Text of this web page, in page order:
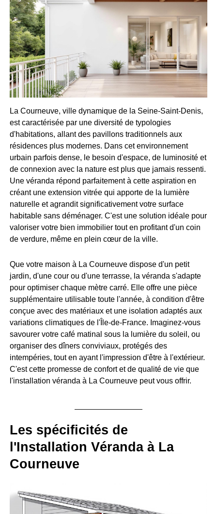
La Courneuve, ville dynamique de la Seine-Saint-Denis,
est caractérisée par une diversité de typologies
d'habitations, allant des pavillons traditionnels aux
résidences plus modernes. Dans cet environnement
urbain parfois dense, le besoin d'espace, de luminosité et
de connexion avec la nature est plus que jamais ressenti.
Une véranda répond parfaitement à cette aspiration en
créant une extension vitrée qui apporte de la lumière
naturelle et agrandit significativement votre surface
habitable sans déménager. C'est une solution idéale pour
valoriser votre bien immobilier tout en profitant d'un coin
de verdure, même en plein cœur de la ville.
Que votre maison à La Courneuve dispose d'un petit
jardin, d'une cour ou d'une terrasse, la véranda s'adapte
pour optimiser chaque mètre carré. Elle offre une pièce
supplémentaire utilisable toute l'année, à condition d'être
conçue avec des matériaux et une isolation adaptés aux
variations climatiques de l'Île-de-France. Imaginez-vous
savourer votre café matinal sous la lumière du soleil, ou
organiser des dîners conviviaux, protégés des
intempéries, tout en ayant l'impression d'être à l'extérieur.
C'est cette promesse de confort et de qualité de vie que
l'installation véranda à La Courneuve peut vous offrir.
Les spécificités de
l'Installation Véranda à La
Courneuve